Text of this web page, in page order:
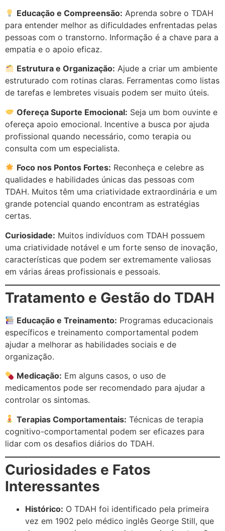
Educação e Compreensão: Aprenda sobre o TDAH
para entender melhor as dificuldades enfrentadas pelas
pessoas com o transtorno. Informação é a chave para a
empatia e o apoio eficaz.
Estrutura e Organização: Ajude a criar um ambiente
estruturado com rotinas claras. Ferramentas como listas
de tarefas e lembretes visuais podem ser muito úteis.
Ofereça Suporte Emocional: Seja um bom ouvinte e
ofereça apoio emocional. Incentive a busca por ajuda
profissional quando necessário, como terapia ou
consulta com um especialista.
Foco nos Pontos Fortes: Reconheça e celebre as
qualidades e habilidades únicas das pessoas com
TDAH. Muitos têm uma criatividade extraordinária e um
grande potencial quando encontram as estratégias
certas.
Curiosidade: Muitos indivíduos com TDAH possuem
uma criatividade notável e um forte senso de inovação,
características que podem ser extremamente valiosas
em várias áreas profissionais e pessoais.
Tratamento e Gestão do TDAH
Educação e Treinamento: Programas educacionais
específicos e treinamento comportamental podem
ajudar a melhorar as habilidades sociais e de
organização.
Medicação: Em alguns casos, o uso de
medicamentos pode ser recomendado para ajudar a
controlar os sintomas.
Terapias Comportamentais: Técnicas de terapia
cognitivo-comportamental podem ser eficazes para
lidar com os desafios diários do TDAH.
Curiosidades e Fatos
Interessantes
Histórico: O TDAH foi identificado pela primeira
vez em 1902 pelo médico inglês George Still, que